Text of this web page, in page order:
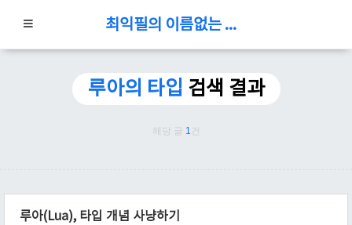
최익필의 이름없는 블로그
루아의 타입 검색 결과
해당 글 1 건
루아(Lua), 타입 개념 사냥하기